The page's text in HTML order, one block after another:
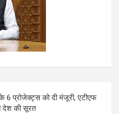
6 प्रोजेक्ट्स को दी मंजूरी, एटीएफ
देश की सूरत